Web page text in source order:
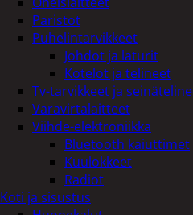
Paristot
Puhelintarvikkeet
Johdot ja laturit
Kotelot ja telineet
Tv-tarvikkeet ja
Varavirtalaitteet
Viihde-elektroniikka
Bluetooth kaiuttimet
Kuulokkeet
Radiot
Koti ja sisustus